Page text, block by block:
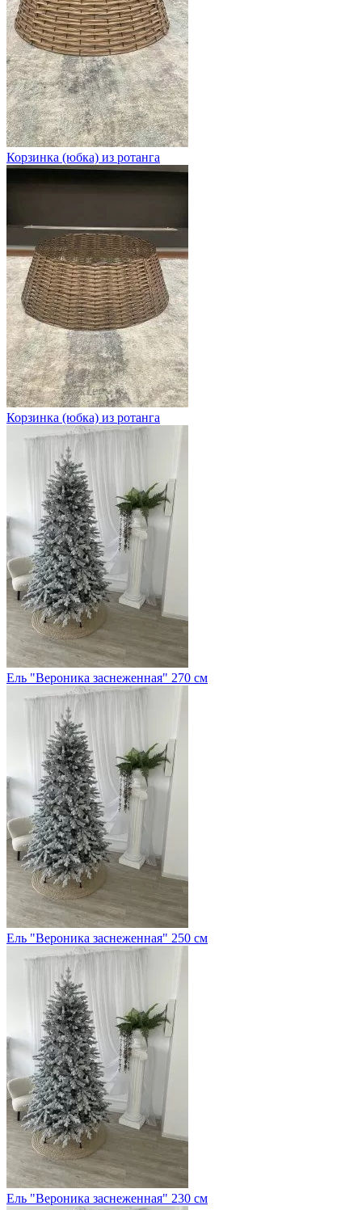
Корзинка (юбка) из ротанга
Корзинка (юбка) из ротанга
Ель "Вероника заснеженная" 270 см
Ель "Вероника заснеженная" 250 см
Ель "Вероника заснеженная" 230 см